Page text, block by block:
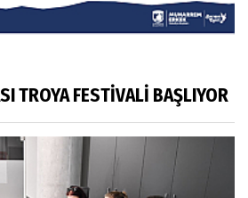
TROYA FESTİVALİ BAŞLIYOR